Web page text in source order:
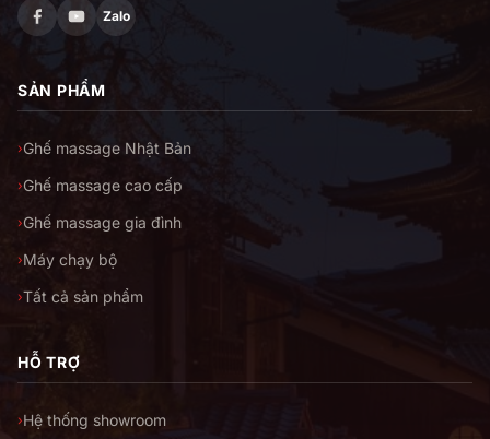
Zalo
SẢN PHẨM
›Ghế massage Nhật Bản
›Ghế massage cao cấp
›Ghế massage gia đình
›Máy chạy bộ
›Tất cả sản phẩm
HỖ TRỢ
›Hệ thống showroom